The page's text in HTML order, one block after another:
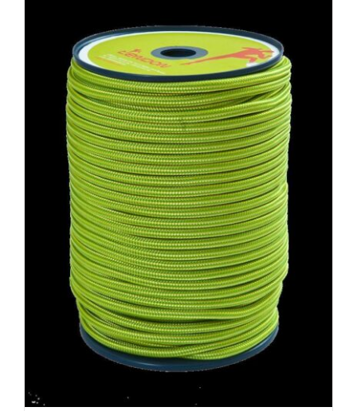
AUSFÜHRUNG WÄHLEN / DETAILS